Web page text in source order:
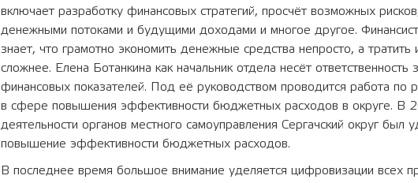
включает разработку финансовых стратегий, просчёт возможных
денежными потоками и будущими доходами и многое другое.
знает, что грамотно экономить денежные средства непросто, а
сложнее. Елена Ботанкина как начальник отдела несёт ответственность
финансовых показателей. Под её руководством проводится работа по
в сфере повышения эффективности бюджетных расходов в округе. В
деятельности органов местного самоуправления Сергачский округ был
повышение эффективности бюджетных расходов.
В последнее время большое внимание уделяется цифровизации всех